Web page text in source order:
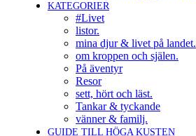
KATEGORIER
#Livet
listor.
mina djur & livet på landet.
om kroppen och själen.
På äventyr
Resor
sett, hört och läst.
Tankar & tyckande
vänner & familj.
GUIDE TILL HÖGA KUSTEN